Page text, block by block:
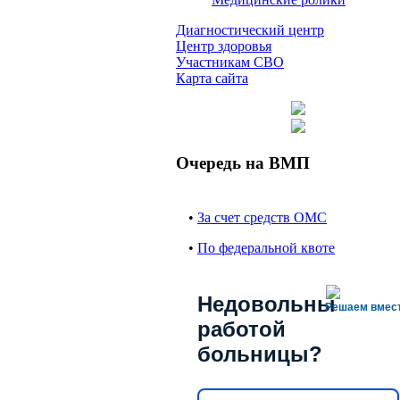
Диагностический центр
Центр здоровья
Участникам СВО
Карта сайта
Очередь на ВМП
• За счет средств ОМС
• По федеральной квоте
Решаем
Недовольны
работой
больницы?